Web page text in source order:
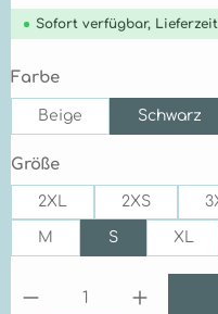
Sofort verfügbar,
Farbeauswählen
Beige Schwarz
Größeauswählen
2XL 2XS
M S XL
Produkt Anzahl: